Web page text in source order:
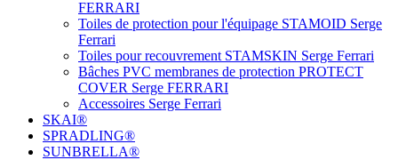
FERRARI
Toiles de protection pour l'équipage STAMOID Serge
Ferrari
Toiles pour recouvrement STAMSKIN Serge Ferrari
Bâches PVC membranes de protection PROTECT
COVER Serge FERRARI
Accessoires Serge Ferrari
SKAI®
SPRADLING®
SUNBRELLA®